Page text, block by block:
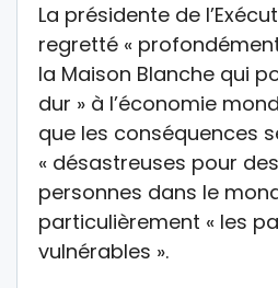
La présidente de
regretté «
la Maison Blanche qui
dur » à l’économie
que les conséquences
« désastreuses pour
personnes dans le
particulièrement « les
vulnérables ».